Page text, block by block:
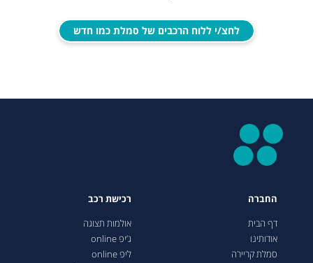
לחצ/י ללוח הרכבים של סמלת כמו חדש
החברה
דף הבית
אודותינו
סמלת קריירה
רכישת רכב
אולמות תצוגה
ג’יפ online
ליפ online